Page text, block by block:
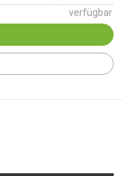
verfügbar